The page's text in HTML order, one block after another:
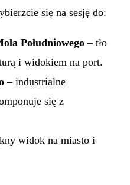
się na sesję do:
Południowego– tło
i widokiem na port.
– industrialne
się z
widok na miasto i